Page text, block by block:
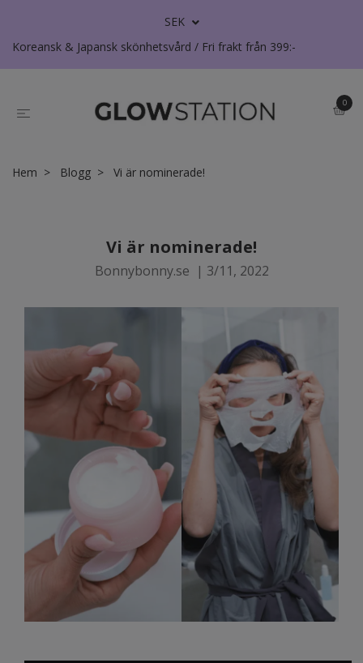
SEK
Koreansk & Japansk skönhetsvård / Fri frakt från 399:-
0
Hem Blogg Vi är nominerade!
Vi är nominerade!
Bonnybonny.se | 3/11, 2022